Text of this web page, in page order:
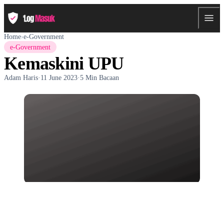
Home›e-Government
e-Government
Kemaskini UPU
Adam Haris·11 June 2023·5 Min Bacaan